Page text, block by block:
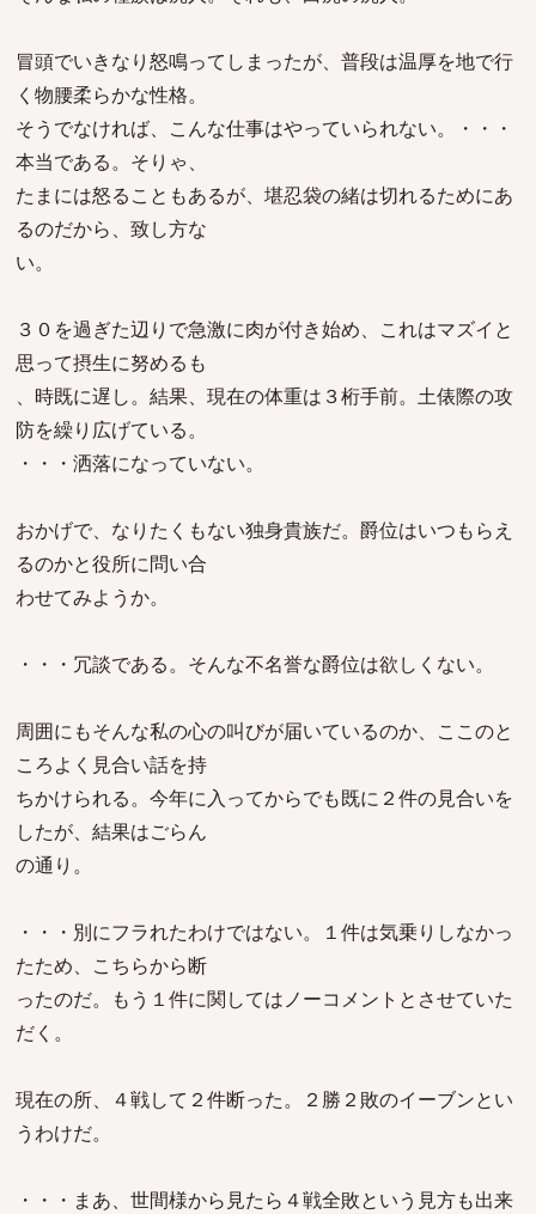
冒頭でいきなり怒鳴ってしまったが、普段は温厚を地で行
く物腰柔らかな性格。
そうでなければ、こんな仕事はやっていられない。・・・
本当である。そりゃ、
たまには怒ることもあるが、堪忍袋の緒は切れるためにあ
るのだから、致し方な
い。
３０を過ぎた辺りで急激に肉が付き始め、これはマズイと
思って摂生に努めるも
、時既に遅し。結果、現在の体重は３桁手前。土俵際の攻
防を繰り広げている。
・・・洒落になっていない。
おかげで、なりたくもない独身貴族だ。爵位はいつもらえ
るのかと役所に問い合
わせてみようか。
・・・冗談である。そんな不名誉な爵位は欲しくない。
周囲にもそんな私の心の叫びが届いているのか、ここのと
ころよく見合い話を持
ちかけられる。今年に入ってからでも既に２件の見合いを
したが、結果はごらん
の通り。
・・・別にフラれたわけではない。１件は気乗りしなかっ
たため、こちらから断
ったのだ。もう１件に関してはノーコメントとさせていた
だく。
現在の所、４戦して２件断った。２勝２敗のイーブンとい
うわけだ。
・・・まあ、世間様から見たら４戦全敗という見方も出来